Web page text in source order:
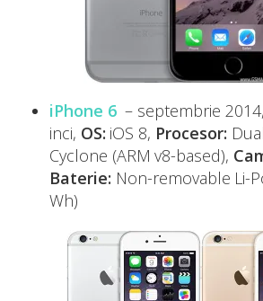
iPhone 6 – septembrie 2014,
inci, OS: iOS 8, Procesor:
Cyclone (ARM v8-based),
Baterie: Non-removable Li-
Wh)